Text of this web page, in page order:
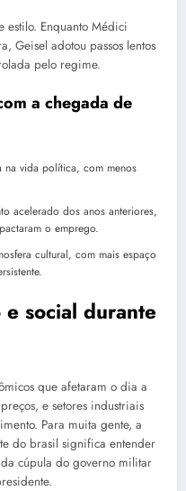
estilo. Enquanto Médici
Geisel adotou passos lentos
pelo regime.
a chegada de
na vida política, com menos
acelerado dos anos anteriores,
o emprego.
cultural, com mais espaço
social durante
que afetaram o dia a
e setores industriais
Para muita gente, a
do brasil significa entender
cúpula do governo militar